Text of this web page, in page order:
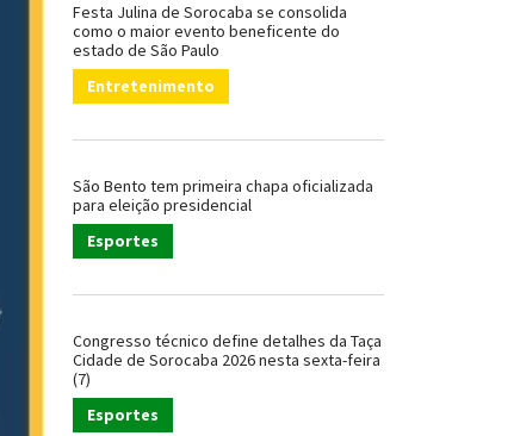
Festa Julina de Sorocaba se consolida
como o maior evento beneficente do
estado de São Paulo
Entretenimento
São Bento tem primeira chapa oficializada
para eleição presidencial
Esportes
Congresso técnico define detalhes da Taça
Cidade de Sorocaba 2026 nesta sexta-feira
(7)
Esportes